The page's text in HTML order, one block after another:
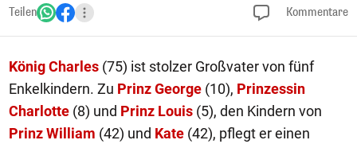
Teilen Kommentare
König Charles (75) ist stolzer Großvater von fünf
Enkelkindern. Zu Prinz George (10), Prinzessin
Charlotte (8) und Prinz Louis (5), den Kindern von
Prinz William (42) und Kate (42), pflegt er einen